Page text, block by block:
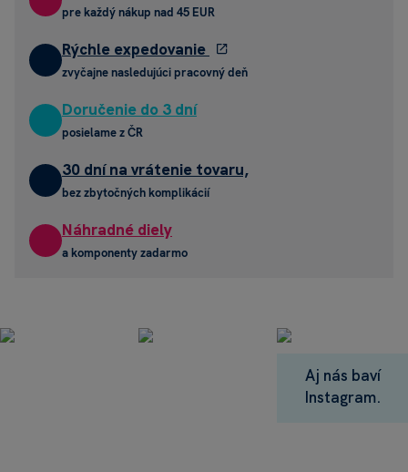
pre každý nákup nad 45 EUR
Rýchle expedovanie
zvyčajne nasledujúci pracovný deň
Doručenie do 3 dní
posielame z ČR
30 dní na vrátenie tovaru,
bez zbytočných komplikácií
Náhradné diely
a komponenty zadarmo
Aj nás baví
Instagram.